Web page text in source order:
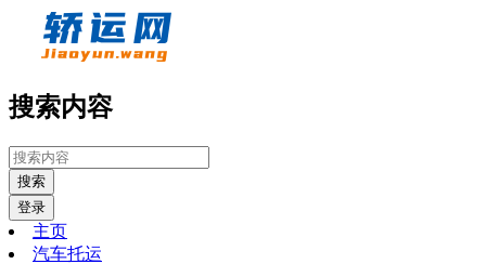
搜索内容
搜索
登录
主页
汽车托运